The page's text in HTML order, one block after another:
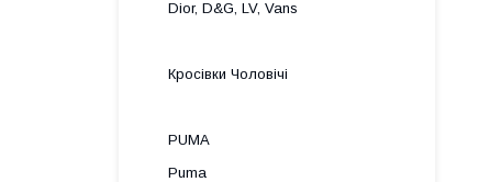
Dior, D&G, LV, Vans
Кросівки Чоловічі
PUMA
Puma